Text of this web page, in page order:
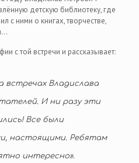
детскую библиотеку, где
с ними о книгах, творчестве,
с той встречи и рассказывает:
встречах Владислава
И ни разу эти
Все были
настоящими. Ребятам
интересно».